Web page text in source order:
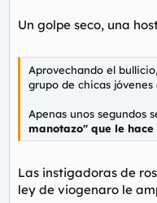
Un golpe seco, una
Aprovechando el bullicio,
grupo de chicas
Apenas unos segundos
manotazo" que le
Las instigadoras de
ley de viogenaro le